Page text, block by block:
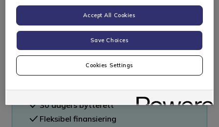
gjerne med å finne en bruktbil. Ved kjøp av
en Outlet-bil hos oss stiller vi krav om at
bilen må prøvekjøres.
Se våre bruktbiler
Innbyttegaranti
Tilstandsrapport
30 dagers bytterett
Fleksibel finansiering
Accept All Cookies
Save Choices
Cookies Settings